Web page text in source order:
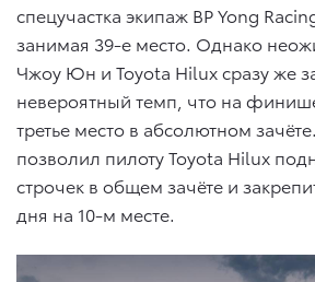
спецучастка экипаж BP Yong
занимая 39-е место. Однако
Чжоу Юн и Toyota Hilux сразу же
невероятный темп, что на
третье место в абсолютном
позволил пилоту Toyota Hilux
строчек в общем зачёте и
дня на 10-м месте.